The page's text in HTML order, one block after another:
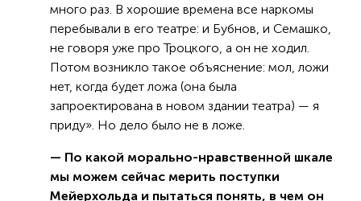
много раз. В хорошие времена все наркомы
перебывали в его театре: и Бубнов, и Семашко,
не говоря уже про Троцкого, а он не ходил.
Потом возникло такое объяснение: мол, ложи
нет, когда будет ложа (она была
запроектирована в новом здании театра) — я
приду». Но дело было не в ложе.
— По какой морально-нравственной шкале
мы можем сейчас мерить поступки
Мейерхольда и пытаться понять, в чем он